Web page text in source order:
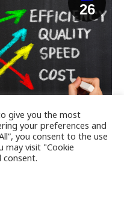
26
เคล็ดลับบริหาร
บริหารต้นทุนที่ธุรกิจต…
give you the most
your preferences and
you consent to the use
may visit "Cookie